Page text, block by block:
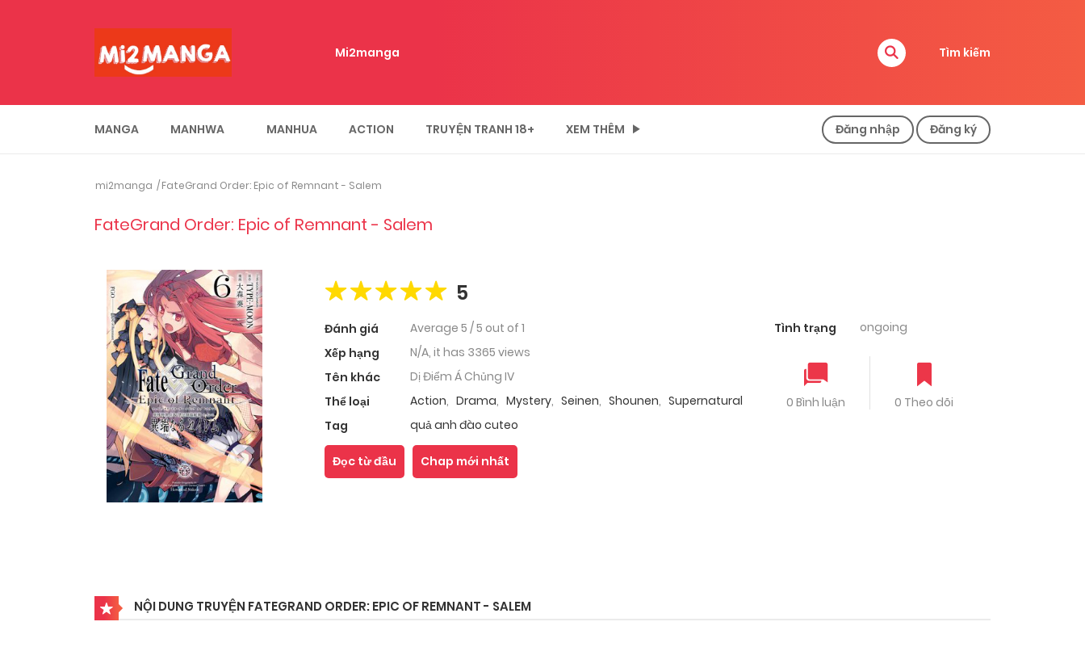
Mi2manga Tìm kiếm
MANGA MANHWA MANHUA ACTION TRUYỆN TRANH 18+ XEM THÊM Đăng nhập Đăng ký
mi2manga FateGrand Order: Epic of Remnant - Salem
FateGrand Order: Epic of Remnant - Salem
5
Đánh giá Average 5 /5 out of 1
Xếp hạng
N/A, it has 3365 views
Tên khác
Dị Điểm Á Chủng IV
Thể loại
Action, Drama, Mystery, Seinen, Shounen, Supernatural
Tag
quả anh đào cuteo
Tình trạng ongoing
0 Bình luận 0 Theo dõi
Đọc từ đầu Chap mới nhất
NỘI DUNG TRUYỆN FATEGRAND ORDER: EPIC OF REMNANT - SALEM